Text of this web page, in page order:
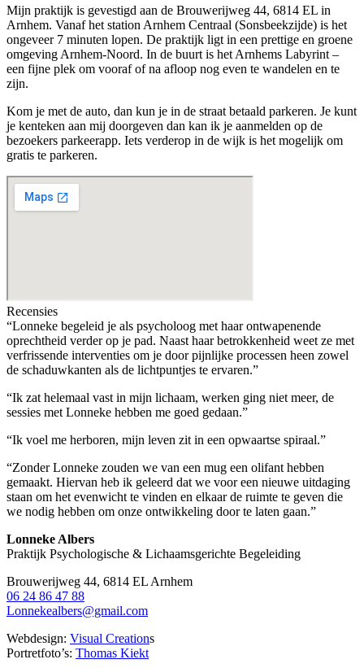
Mijn praktijk is gevestigd aan de Brouwerijweg 44, 6814 EL in
Arnhem. Vanaf het station Arnhem Centraal (Sonsbeekzijde) is het
ongeveer 7 minuten lopen. De praktijk ligt in een prettige en groene
omgeving Arnhem-Noord. In de buurt is het Arnhems Labyrint –
een fijne plek om vooraf of na afloop nog even te wandelen en te
zijn.
Kom je met de auto, dan kun je in de straat betaald parkeren. Je kunt
je kenteken aan mij doorgeven dan kan ik je aanmelden op de
bezoekers parkeerapp. Iets verderop in de wijk is het mogelijk om
gratis te parkeren.
Recensies
“Lonneke begeleid je als psycholoog met haar ontwapenende
oprechtheid verder op je pad. Naast haar betrokkenheid weet ze met
verfrissende interventies om je door pijnlijke processen heen zowel
de schaduwkanten als de lichtpuntjes te ervaren.”
“Ik zat helemaal vast in mijn lichaam, werken ging niet meer, de
sessies met Lonneke hebben me goed gedaan.”
“Ik voel me herboren, mijn leven zit in een opwaartse spiraal.”
“Zonder Lonneke zouden we van een mug een olifant hebben
gemaakt. Hiervan heb ik geleerd dat we voor een nieuwe uitdaging
staan om het evenwicht te vinden en elkaar de ruimte te geven die
we nodig hebben om onze ontwikkeling door te laten gaan.”
Lonneke Albers
Praktijk Psychologische & Lichaamsgerichte Begeleiding
Brouwerijweg 44, 6814 EL Arnhem
06 24 86 47 88
Lonnekealbers@gmail.com
Webdesign: Visual Creations
Portretfoto’s: Thomas Kiekt